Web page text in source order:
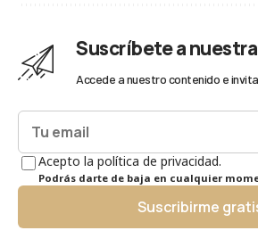
Suscríbete a
Accede a nuestro contenido e
Acepto la política de privacidad.
Podrás darte de baja en cualquier
Suscribirme